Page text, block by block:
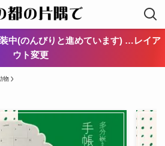
中(のんびりと進めています) …レイア
ウト変更
物